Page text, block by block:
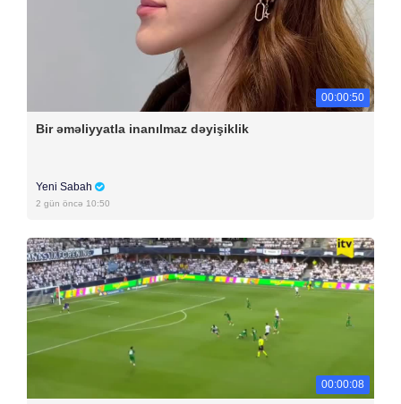
00:00:50
Bir əməliyyatla inanılmaz dəyişiklik
Yeni Sabah
2 gün öncə 10:50
00:00:08